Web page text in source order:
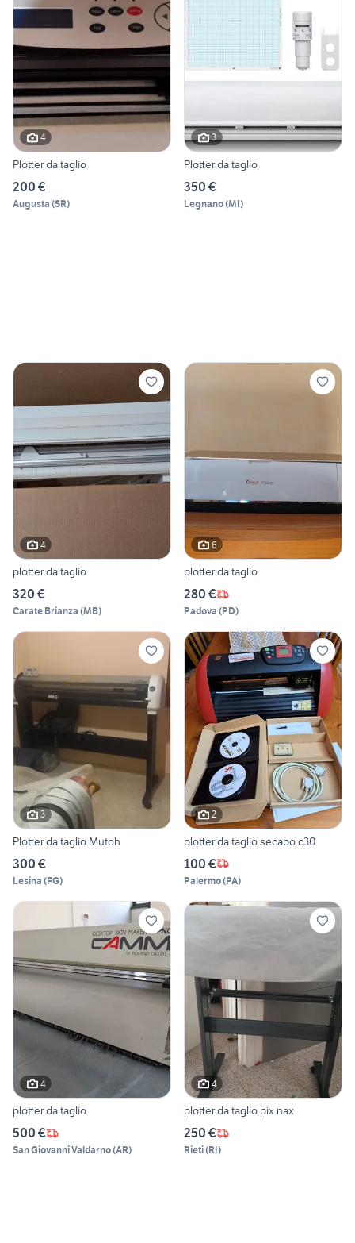
4
Plotter da taglio
200 €
Augusta (SR)
3
Plotter da taglio
350 €
Legnano(MI)
4
plotter da taglio
320 €
Carate Brianza (MB)
6
plotter da taglio
280 €
Padova (PD)
3
Plotter da taglio Mutoh
300 €
Lesina (FG)
2
plotter da taglio secabo c30
100 €
Palermo(PA)
4
plotter da taglio
500 €
San Giovanni Valdarno(AR)
4
plotter da taglio pix nax
250 €
Rieti(RI)